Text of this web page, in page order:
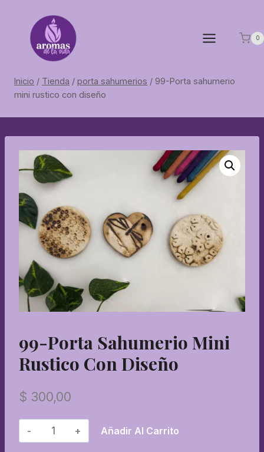
contenido
0
Inicio / Tienda / porta sahumerios / 99-Porta sahumerio
mini rustico con diseño
99-Porta Sahumerio Mini
Rustico Con Diseño
$ 300,00
99-
Porta
Añadir Al Carrito